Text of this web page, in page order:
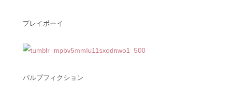
プレイボーイ
パルプフィクション